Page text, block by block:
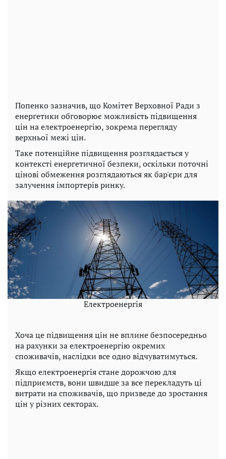
Попенко зазначив, що Комітет Верховної Ради з
енергетики обговорює можливість підвищення
цін на електроенергію, зокрема перегляду
верхньої межі цін.
Таке потенційне підвищення розглядається у
контексті енергетичної безпеки, оскільки поточні
цінові обмеження розглядаються як бар'єри для
залучення імпортерів ринку.
Електроенергія
Хоча це підвищення цін не вплине безпосередньо
на рахунки за електроенергію окремих
споживачів, наслідки все одно відчуватимуться.
Якщо електроенергія стане дорожчою для
підприємств, вони швидше за все перекладуть ці
витрати на споживачів, що призведе до зростання
цін у різних секторах.